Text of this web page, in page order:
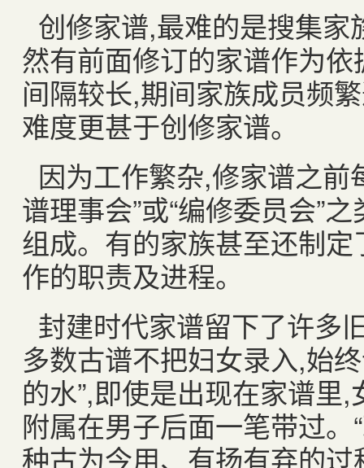
创修家谱,最难的是搜集家
然有前面修订的家谱作为依
间隔较长,期间家族成员频
难度更甚于创修家谱。
因为工作繁杂,修家谱之前
谱理事会”或“编修委员会”
组成。有的家族甚至还制
作的职责及进程。
封建时代家谱留下了许多
多数古谱不把妇女录入,始
的水”,即使是出现在家谱里,
附属在男子后面一笔带过
种古为今用、有扬有弃的